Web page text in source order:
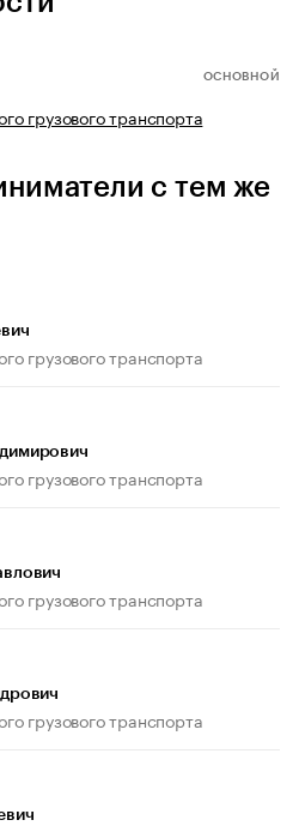
ОСНОВНОЙ
грузового транспорта
с тем же
грузового транспорта
грузового транспорта
грузового транспорта
грузового транспорта